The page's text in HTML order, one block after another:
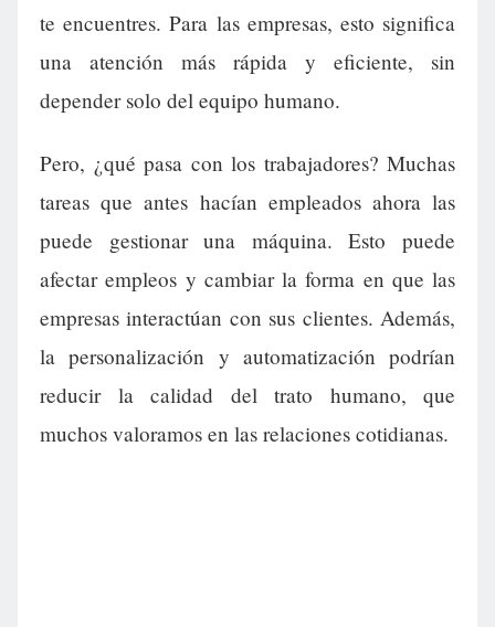
te encuentres. Para las empresas, esto significa
una atención más rápida y eficiente, sin
depender solo del equipo humano.
Pero, ¿qué pasa con los trabajadores? Muchas
tareas que antes hacían empleados ahora las
puede gestionar una máquina. Esto puede
afectar empleos y cambiar la forma en que las
empresas interactúan con sus clientes. Además,
la personalización y automatización podrían
reducir la calidad del trato humano, que
muchos valoramos en las relaciones cotidianas.